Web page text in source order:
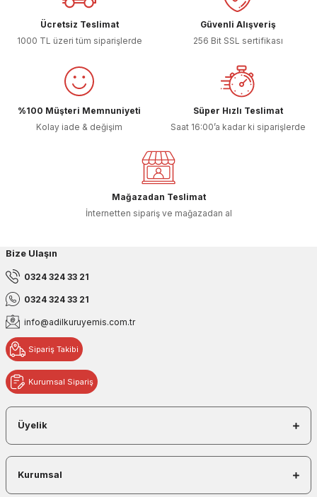
Ücretsiz Teslimat
1000 TL üzeri tüm siparişlerde
Güvenli Alışveriş
256 Bit SSL sertifikası
%100 Müşteri Memnuniyeti
Kolay iade & değişim
Süper Hızlı Teslimat
Saat 16:00’a kadar ki siparişlerde
Mağazadan Teslimat
İnternetten sipariş ve mağazadan al
Bize Ulaşın
0324 324 33 21
0324 324 33 21
info@adilkuruyemis.com.tr
Sipariş Takibi
Kurumsal Sipariş
Üyelik
Kurumsal